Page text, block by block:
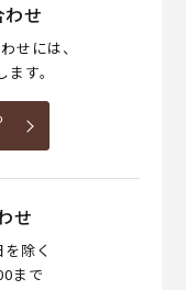
せ
せには、
す。
せ
除く
まで